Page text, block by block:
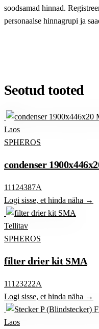
soodsamad hinnad.
personaalse hinnagrupi ja
Seotud tooted
Laos
SPHEROS
condenser
11124387A
Logi sisse, et hinda näha →
Tellitav
SPHEROS
filter drier kit SMA
11123222A
Logi sisse, et hinda näha →
Laos